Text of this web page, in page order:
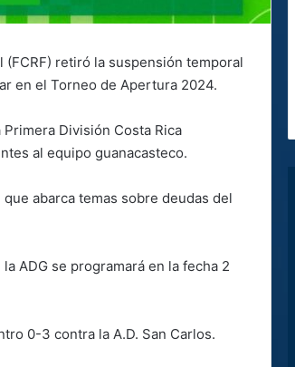
retiró la suspensión temporal
en el Torneo de Apertura 2024.
División Costa Rica
al equipo guanacasteco.
abarca temas sobre deudas del
ADG se programará en la fecha 2
0-3 contra la A.D. San Carlos.